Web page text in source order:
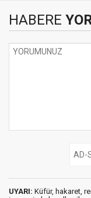
HABERE
UYARI: Küfür, hakaret,